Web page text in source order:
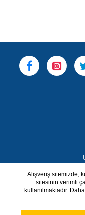
Alışveriş sitemizde,
sitesinin verimli
kullanılmaktadır.